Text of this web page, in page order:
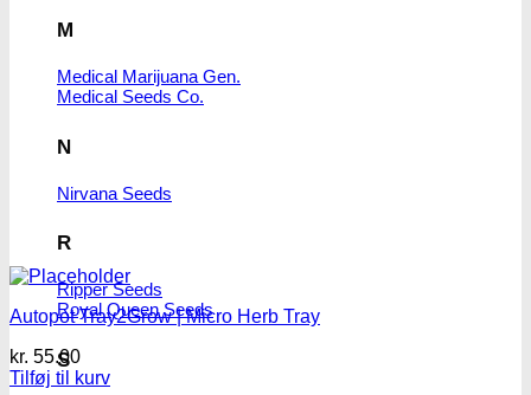
M
Medical Marijuana Gen.
Medical Seeds Co.
N
Nirvana Seeds
R
Ripper Seeds
Royal Queen Seeds
S
Autopot Tray2Grow | Micro Herb Tray
kr. 55.00
Tilføj til kurv